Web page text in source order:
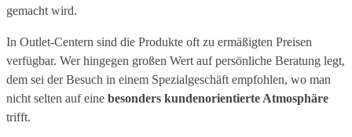
gemacht wird.
In Outlet-Centern sind die Produkte oft zu ermäßigten Preisen
verfügbar. Wer hingegen großen Wert auf persönliche Beratung legt,
dem sei der Besuch in einem Spezialgeschäft empfohlen, wo man
nicht selten auf eine besonders kundenorientierte Atmosphäre
trifft.